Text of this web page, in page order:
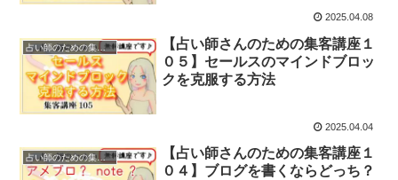
2025.04.08
占い師のための集客講座
【占い師さんのための集客講座１
０５】セールスのマインドブロッ
クを克服する方法
2025.04.04
占い師のための集客講座
【占い師さんのための集客講座１
０４】ブログを書くならどっち？